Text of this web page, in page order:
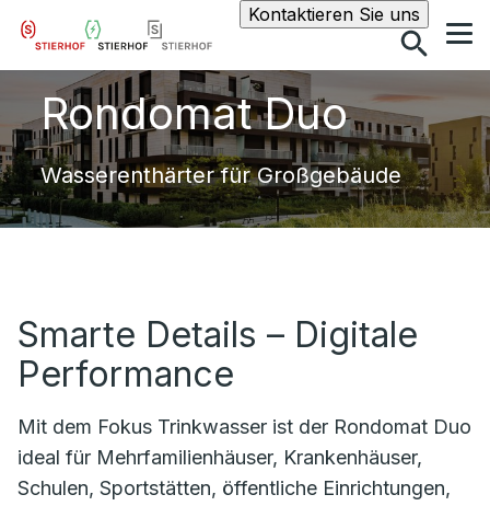
Kontaktieren Sie unsSuche
Rondomat Duo
Wasserenthärter für Großgebäude
Smarte Details – Digitale
Performance
Mit dem Fokus Trinkwasser ist der Rondomat Duo
ideal für Mehrfamilienhäuser, Krankenhäuser,
Schulen, Sportstätten, öffentliche Einrichtungen,